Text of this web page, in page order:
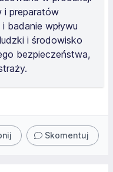
i preparatów
badanie wpływu
i środowisko
bezpieczeństwa,
Skomentuj